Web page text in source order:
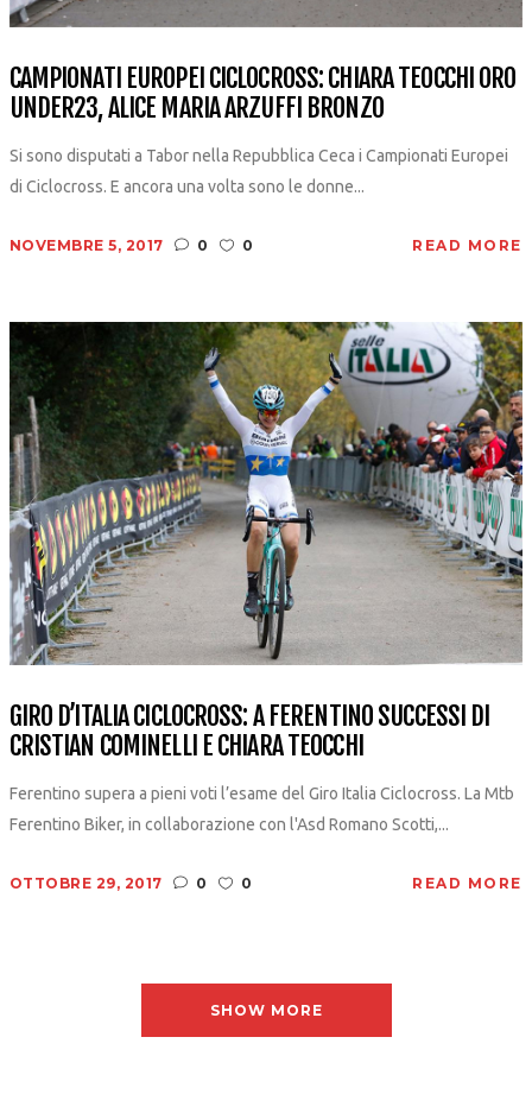
CAMPIONATI EUROPEI CICLOCROSS: CHIARA TEOCCHI ORO
UNDER23, ALICE MARIA ARZUFFI BRONZO
Si sono disputati a Tabor nella Repubblica Ceca i Campionati Europei
di Ciclocross. E ancora una volta sono le donne...
NOVEMBRE 5, 2017 0 0 READ MORE
GIRO D’ITALIA CICLOCROSS: A FERENTINO SUCCESSI DI
CRISTIAN COMINELLI E CHIARA TEOCCHI
Ferentino supera a pieni voti l’esame del Giro Italia Ciclocross. La Mtb
Ferentino Biker, in collaborazione con l'Asd Romano Scotti,...
OTTOBRE 29, 2017 0 0 READ MORE
SHOW MORE